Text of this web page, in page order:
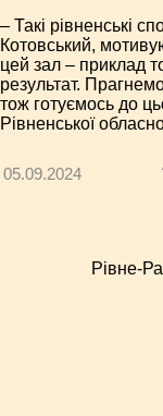
– Такі рівненські
Котовський,
цей зал – приклад
результат.
тож готуємось до
Рівненської
05.09.2024
Рівне-